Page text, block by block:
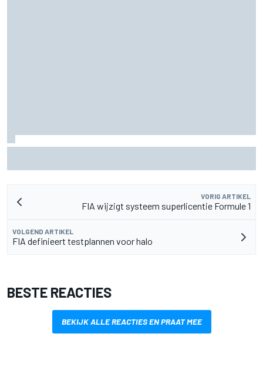
VORIG ARTIKEL
FIA wijzigt systeem superlicentie Formule 1
VOLGEND ARTIKEL
FIA definieert testplannen voor halo
BESTE REACTIES
BEKIJK ALLE REACTIES EN PRAAT MEE